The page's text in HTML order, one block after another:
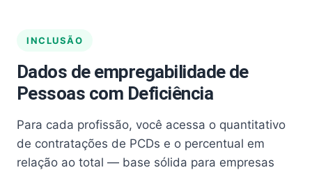
INCLUSÃO
Dados de empregabilidade de
Pessoas com Deficiência
Para cada profissão, você acessa o quantitativo
de contratações de PCDs e o percentual em
relação ao total — base sólida para empresas